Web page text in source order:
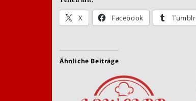
X Facebook Tumblr
Ähnliche Beiträge